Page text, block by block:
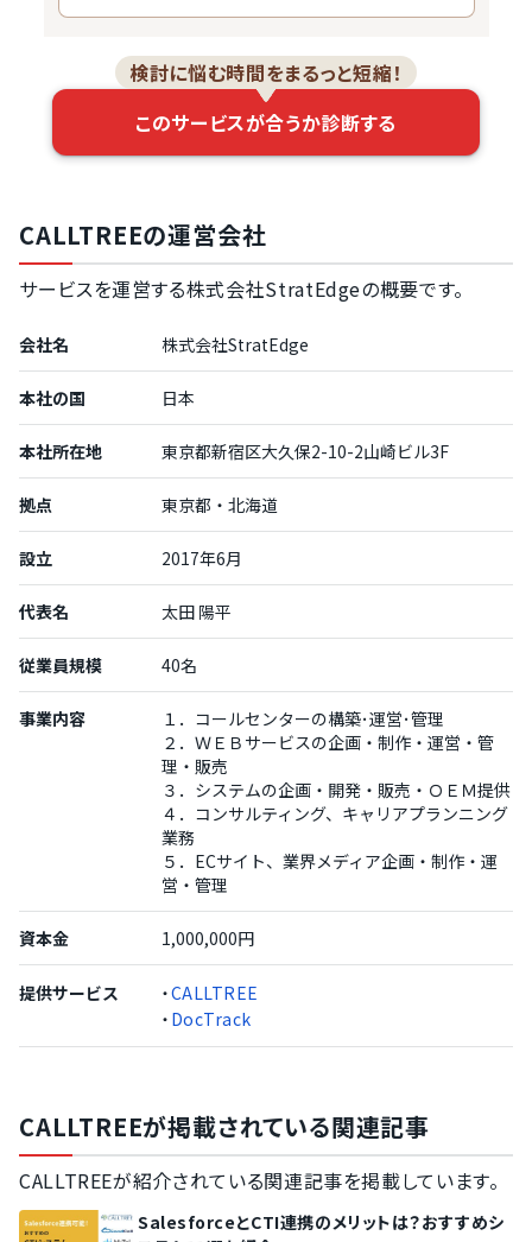
検討に悩む時間をまるっと短縮！
このサービスが合うか診断する
CALLTREEの運営会社
サービスを運営する株式会社StratEdgeの概要です。
会社名 株式会社StratEdge
本社の国 日本
本社所在地 東京都新宿区大久保2-10-2山崎ビル3F
拠点 東京都・北海道
設立 2017年6月
代表名 太田 陽平
従業員規模 40名
事業内容
１．コールセンターの構築･運営･管理
２．ＷＥＢサービスの企画・制作・運営・管
理・販売
３．システムの企画・開発・販売・ＯＥＭ提供
４．コンサルティング、キャリアプランニング
業務
５．ECサイト、業界メディア企画・制作・運
営・管理
資本金 1,000,000円
提供サービス ・CALLTREE
・ DocTrack
CALLTREEが掲載されている関連記事
CALLTREEが紹介されている関連記事を掲載しています。
SalesforceとCTI連携のメリットは？おすすめシ